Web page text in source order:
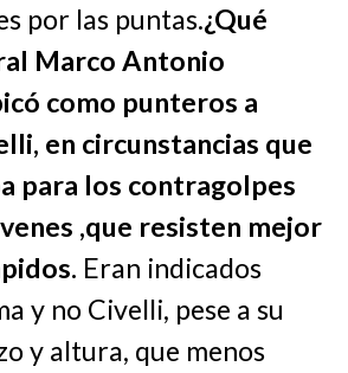
por las puntas.¿Qué
Marco Antonio
como punteros a
en circunstancias que
para los contragolpes
,que resisten mejor
Eran indicados
y no Civelli, pese a su
y altura, que menos